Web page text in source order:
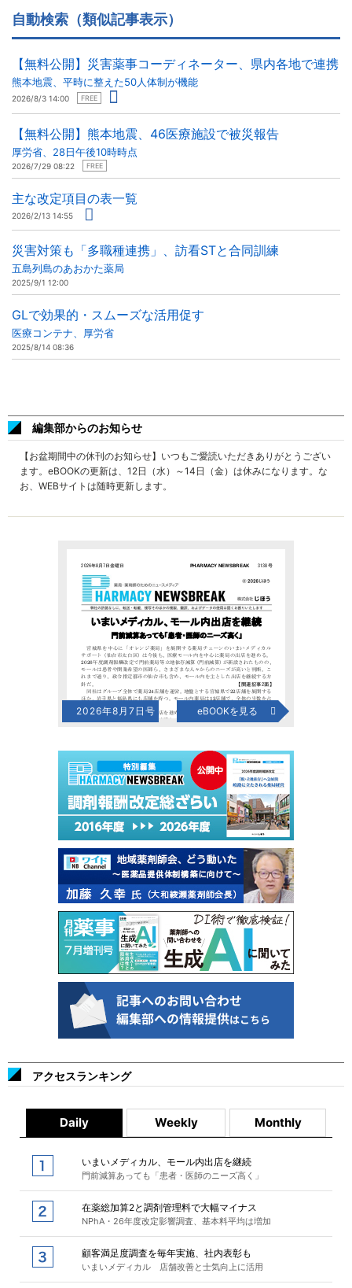
自動検索（類似記事表示）
【無料公開】災害薬事コーディネーター、県内各地で連携
熊本地震、平時に整えた50人体制が機能
2026/8/3 14:00 FREE
【無料公開】熊本地震、46医療施設で被災報告
厚労省、28日午後10時時点
2026/7/29 08:22 FREE
主な改定項目の表一覧
2026/2/13 14:55
災害対策も「多職種連携」、訪看STと合同訓練
五島列島のあおかた薬局
2025/9/1 12:00
GLで効果的・スムーズな活用促す
医療コンテナ、厚労省
2025/8/14 08:36
編集部からのお知らせ
【お盆期間中の休刊のお知らせ】いつもご愛読いただきありがとうござい
ます。eBOOKの更新は、12日（水）～14日（金）は休みになります。な
お、WEBサイトは随時更新します。
2026年8月7日号 eBOOKを見る
アクセスランキング
Daily Weekly Monthly
いまいメディカル、モール内出店を継続
門前減算あっても「患者・医師のニーズ高く」
在薬総加算2と調剤管理料で大幅マイナス
NPhA・26年度改定影響調査、基本料平均は増加
顧客満足度調査を毎年実施、社内表彰も
いまいメディカル 店舗改善と士気向上に活用